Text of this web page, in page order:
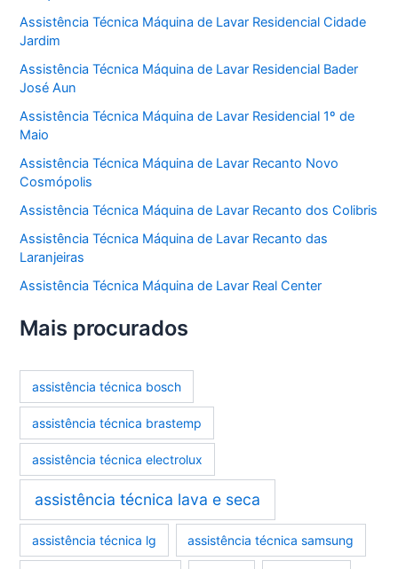
Assistência Técnica Máquina de Lavar Residencial Cidade
Jardim
Assistência Técnica Máquina de Lavar Residencial Bader
José Aun
Assistência Técnica Máquina de Lavar Residencial 1º de
Maio
Assistência Técnica Máquina de Lavar Recanto Novo
Cosmópolis
Assistência Técnica Máquina de Lavar Recanto dos Colibris
Assistência Técnica Máquina de Lavar Recanto das
Laranjeiras
Assistência Técnica Máquina de Lavar Real Center
Mais procurados
assistência técnica bosch
assistência técnica brastemp
assistência técnica electrolux
assistência técnica lava e seca
assistência técnica lg assistência técnica samsung